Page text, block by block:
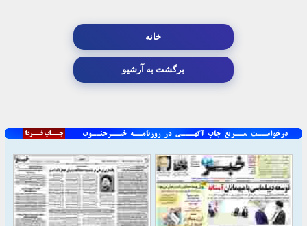
خانه
برگشت به آرشیو